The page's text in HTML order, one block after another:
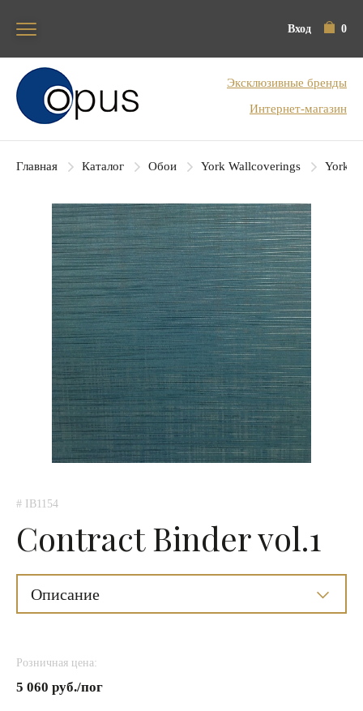
Вход 0
Блок поиска
Эксклюзивные бренды
Интернет-магазин
Главная Каталог Обои York Wallcoverings York
# IB1154
Contract Binder vol.1
Описание
Розничная цена:
5 060 руб./пог